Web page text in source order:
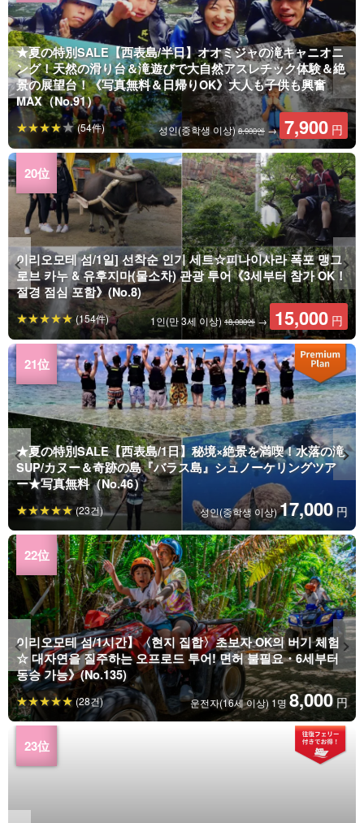
★夏の特別SALE【西表島/半日】オオミジャの滝キャニオニ
ング！天然の滑り台＆滝遊びで大自然アスレチック体験＆絶
景の展望台！《写真無料＆日帰りOK》大人も子供も興奮
MAX（No.91）
성인(중학생 이상)8,900엔 → 7,900 円
(54件)
이리오모테 섬/1일] 선착순 인기 세트☆피나이사라 폭포 맹그
로브 카누 & 유후지마(물소차) 관광 투어《3세부터 참가 OK！
절경 점심 포함》(No.8)
1인(만 3세 이상)18,000엔 → 15,000 円
(154件)
★夏の特別SALE【西表島/1日】秘境×絶景を満喫！水落の滝
SUP/カヌー＆奇跡の島『バラス島』シュノーケリングツア
ー★写真無料（No.46）
성인(중학생 이상)17,000 円
(23건)
이리오모테 섬/1시간】〈현지 집합〉초보자 OK의 버기 체험
☆ 대자연을 질주하는 오프로드 투어! 면허 불필요・6세부터
동승 가능》(No.135)
운전자(16세 이상) 1명8,000 円
(28건)